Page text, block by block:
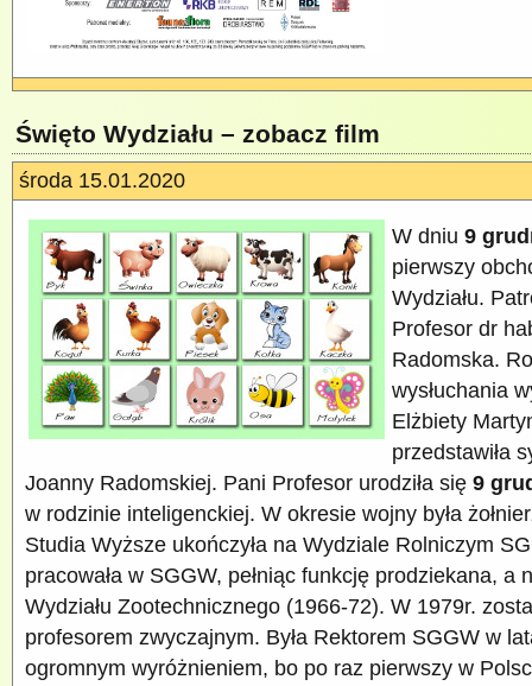
Święto Wydziału – zobacz film
środa 15.01.2020
W dniu 9
pierwszy
Wydziału.
Profesor dr
Radomska.
wysłuchania
Elżbiety
przedstawiła
Joanny Radomskiej. Pani Profesor urodziła się 9
w rodzinie inteligenckiej. W okresie wojny była
Studia Wyższe ukończyła na Wydziale Rolniczym
pracowała w SGGW, pełniąc funkcję prodziekana, a
Wydziału Zootechnicznego (1966-72). W 1979r.
profesorem zwyczajnym. Była Rektorem SGGW w
ogromnym wyróżnieniem, bo po raz pierwszy w